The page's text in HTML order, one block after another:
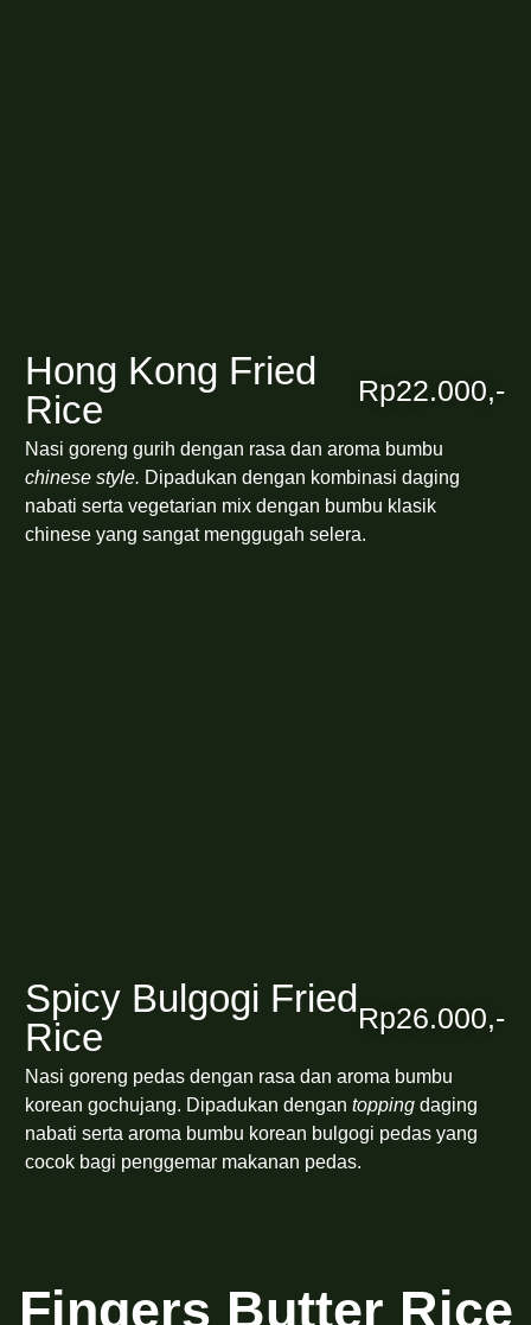
Hong Kong Fried
Rice
Rp22.000,-
Nasi goreng gurih dengan rasa dan aroma bumbu
chinese style. Dipadukan dengan kombinasi daging
nabati serta vegetarian mix dengan bumbu klasik
chinese yang sangat menggugah selera.
Spicy Bulgogi Fried
Rice
Rp26.000,-
Nasi goreng pedas dengan rasa dan aroma bumbu
korean gochujang. Dipadukan dengan topping daging
nabati serta aroma bumbu korean bulgogi pedas yang
cocok bagi penggemar makanan pedas.
Fingers Butter Rice